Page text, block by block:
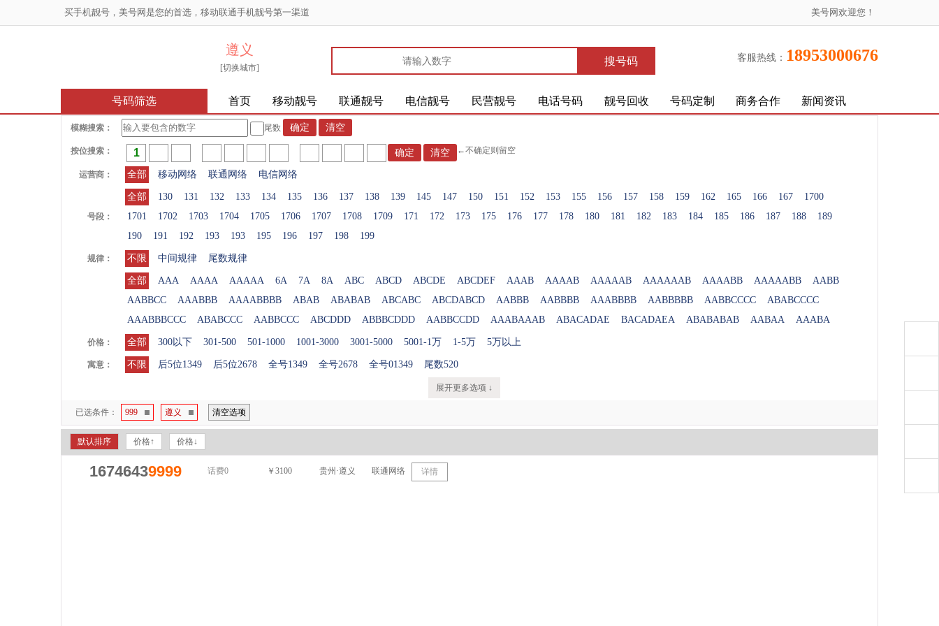
美号网欢迎您！
买手机靓号，美号网是您的首选，移动联通手机靓号第一渠道
遵义
[切换城市]
搜号码 客服热线： 18953000676
号码筛选 首页 移动靓号 联通靓号 电信靓号 民营靓号 电话号码 靓号回收 号码定制 商务合作 新闻资讯
模糊搜索： 尾数
按位搜索： ←不确定则留空
运营商： 全部 移动网络 联通网络 电信网络
号段：
全部 130 131 132 133 134 135 136 137 138 139 145 147 150 151 152 153 155 156 157 158 159 162 165 166 167
1700
1701
1702 1703 1704 1705 1706 1707 1708 1709 171 172 173 175 176 177 178 180 181 182 183 184 185 186 187 188
189
190
191 192 193 193 195 196 197 198 199
规律： 不限 中间规律 尾数规律
全部 AAA AAAA AAAAA 6A 7A 8A ABC ABCD ABCDE ABCDEF AAAB AAAAB AAAAAB AAAAAAB AAAABB AAAAABB
AABB
AABBCC
AAABBB AAAABBBB ABAB ABABAB ABCABC ABCDABCD AABBB AABBBB AAABBBB AABBBBB AABBCCCC
ABABCCCC
AAABBBCCC
ABABCCC AABBCCC ABCDDD ABBBCDDD AABBCCDD AAABAAAB ABACADAE BACADAEA ABABABAB AABAA AAABA
价格： 全部 300以下 301-500 501-1000 1001-3000 3001-5000 5001-1万 1-5万 5万以上
寓意： 不限 后5位1349 后5位2678 全号1349 全号2678 全号01349 尾数520
展开更多选项 ↓
已选条件： 999 遵义 清空选项
默认排序 价格↑ 价格↓
16746439999 话费0 ￥3100 贵州·遵义 联通网络 详情